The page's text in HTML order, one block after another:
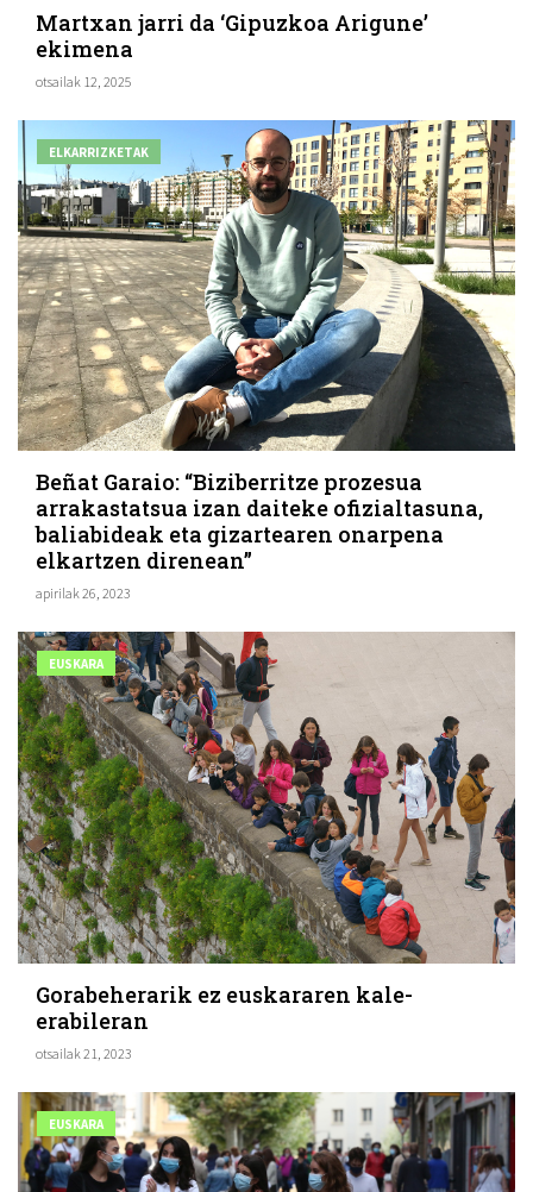
Martxan jarri da ‘Gipuzkoa Arigune’
ekimena
otsailak 12, 2025
ELKARRIZKETAK
Beñat Garaio: “Biziberritze prozesua
arrakastatsua izan daiteke ofizialtasuna,
baliabideak eta gizartearen onarpena
elkartzen direnean”
apirilak 26, 2023
EUSKARA
Gorabeherarik ez euskararen kale-
erabileran
otsailak 21, 2023
EUSKARA